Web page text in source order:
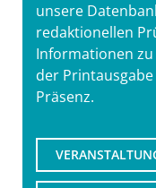
unsere
redaktionellen
Informationen
der
Präsenz.